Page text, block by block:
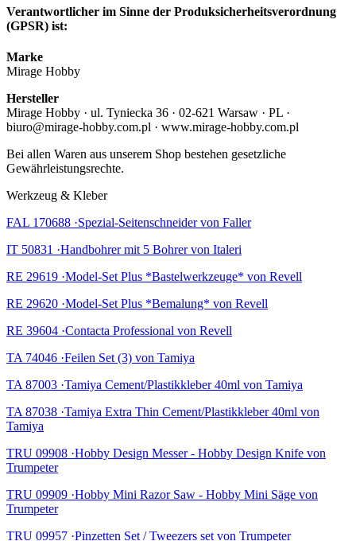
Verantwortlicher im Sinne der Produksicherheitsverordnung
(GPSR) ist:
Marke
Mirage Hobby
Hersteller
Mirage Hobby · ul. Tyniecka 36 · 02-621 Warsaw · PL ·
biuro@mirage-hobby.com.pl · www.mirage-hobby.com.pl
Bei allen Waren aus unserem Shop bestehen gesetzliche
Gewährleistungsrechte.
Werkzeug & Kleber
FAL 170688 ·Spezial-Seitenschneider von Faller
IT 50831 ·Handbohrer mit 5 Bohrer von Italeri
RE 29619 ·Model-Set Plus *Bastelwerkzeuge* von Revell
RE 29620 ·Model-Set Plus *Bemalung* von Revell
RE 39604 ·Contacta Professional von Revell
TA 74046 ·Feilen Set (3) von Tamiya
TA 87003 ·Tamiya Cement/Plastikkleber 40ml von Tamiya
TA 87038 ·Tamiya Extra Thin Cement/Plastikkleber 40ml von
Tamiya
TRU 09908 ·Hobby Design Messer - Hobby Design Knife von
Trumpeter
TRU 09909 ·Hobby Mini Razor Saw - Hobby Mini Säge von
Trumpeter
TRU 09957 ·Pinzetten Set / Tweezers set von Trumpeter